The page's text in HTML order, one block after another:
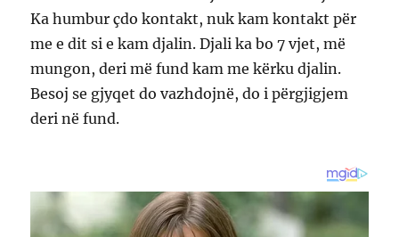
Ka humbur çdo kontakt, nuk kam kontakt për
me e dit si e kam djalin. Djali ka bo 7 vjet, më
mungon, deri më fund kam me kërku djalin.
Besoj se gjyqet do vazhdojnë, do i përgjigjem
deri në fund.